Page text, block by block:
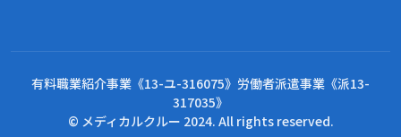
有料職業紹介事業《13-ユ-316075》労働者派遣事業《派13-
317035》
© メディカルクルー 2024. All rights reserved.